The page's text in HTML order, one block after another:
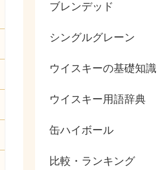
ウイスキーの基礎知識
ウイスキー用語辞典
シングルグレーン
ブレンデッド
比較・ランキング
缶ハイボール